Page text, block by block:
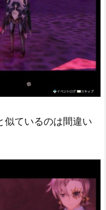
似ているのは間違い